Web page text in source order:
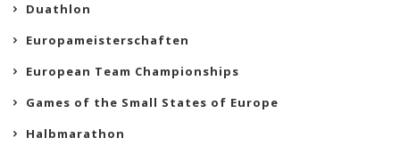
Duathlon
Europameisterschaften
European Team Championships
Games of the Small States of Europe
Halbmarathon